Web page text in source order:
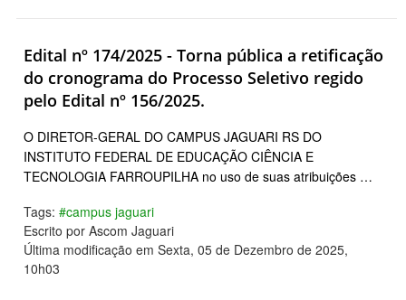
Edital nº 174/2025 - Torna pública a retificação
do cronograma do Processo Seletivo regido
pelo Edital nº 156/2025.
O DIRETOR-GERAL DO CAMPUS JAGUARI RS DO
INSTITUTO FEDERAL DE EDUCAÇÃO CIÊNCIA E
TECNOLOGIA FARROUPILHA no uso de suas atribuições …
Tags: #campus jaguari
Escrito por Ascom Jaguari
Última modificação em Sexta, 05 de Dezembro de 2025,
10h03